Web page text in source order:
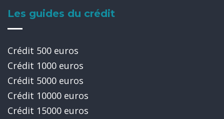
Les guides du crédit
Crédit 500 euros
Crédit 1000 euros
Crédit 5000 euros
Crédit 10000 euros
Crédit 15000 euros